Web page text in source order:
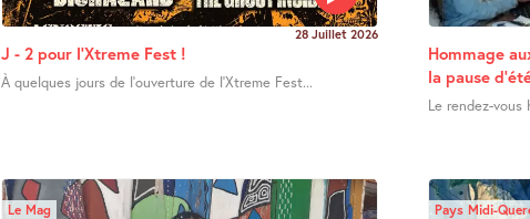
28 Juillet 2026
J - 2 pour l’Xtreme Fest !
À quelques jours de l’ouverture de l’Xtreme Fest...
Hommage
la pause
Le rendez-vous
Le Mag Pays Midi-